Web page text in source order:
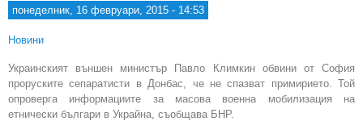
понеделник, 16 февруари, 2015 - 14:53
Новини
Украинският външен министър Павло Климкин обвини от София
проруските сепаратисти в Донбас, че не спазват примирието. Той
опроверга информациите за масова военна мобилизация на
етнически българи в Украйна, съобщава БНР.